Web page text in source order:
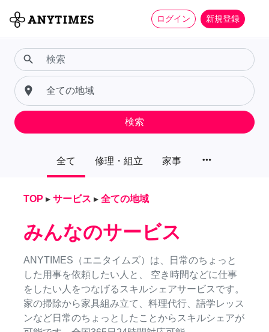
ログイン 新規登録
全て 修理・組立 家事 more_horiz
search
place
検索
TOP ▸ サービス ▸ 全ての地域
みんなのサービス
ANYTIMES（エニタイムズ）は、日常のちょっと
した用事を依頼したい人と、 空き時間などに仕事
をしたい人をつなげるスキルシェアサービスです。
家の掃除から家具組み立て、料理代行、語学レッス
ンなど日常のちょっとしたことからスキルシェアが